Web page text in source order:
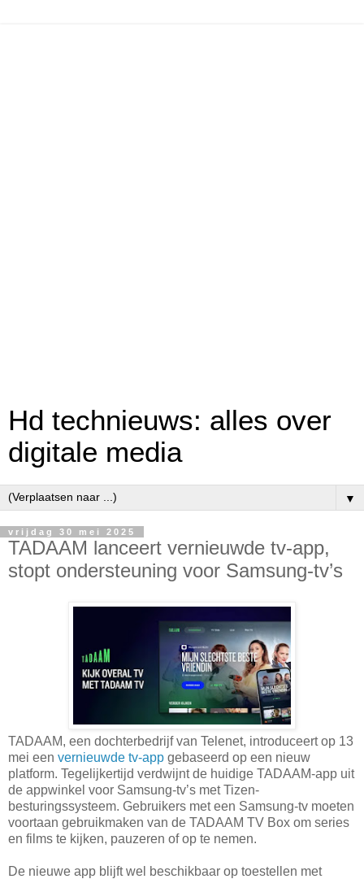
Hd technieuws: alles over
digitale media
▼
vrijdag 30 mei 2025
TADAAM lanceert vernieuwde tv-app,
stopt ondersteuning voor Samsung-tv’s
TADAAM, een dochterbedrijf van Telenet, introduceert op 13
mei een vernieuwde tv-app gebaseerd op een nieuw
platform. Tegelijkertijd verdwijnt de huidige TADAAM-app uit
de appwinkel voor Samsung-tv’s met Tizen-
besturingssysteem. Gebruikers met een Samsung-tv moeten
voortaan gebruikmaken van de TADAAM TV Box om series
en films te kijken, pauzeren of op te nemen.
De nieuwe app blijft wel beschikbaar op toestellen met